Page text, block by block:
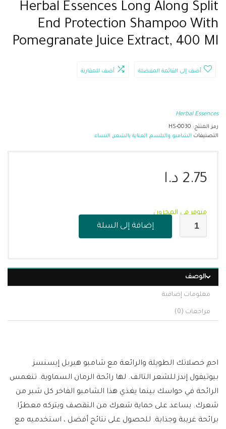
Herbal Essences Long Along Split
End Protection Shampoo With
Pomegranate Juice Extract, 400 Ml
أضف إلى القائمة المفضلة أضف للمقارنة
Herbal Essences
رمز المنتج: HS-0030
التصنيفات الشامبو والبلسم, العناية بالشعر, النساء
2.75 د.ا
متوفر في المخزون
إضافة إلى السلة
الوصف
معلومات إضافية
مراجعات (0)
احمِ خصلاتك الطويلة والرائعة مع شامبو هيربل إيسنسز
بيوتيفول إندز للشعر التالف. لها رائحة الرمان السماوية. تنغمس
الرائحة في حواسك بينما يغذي هذا الشامبو الفاخر كل شبر من
شعرك. يساعد على حماية شعرك من التقصف ويتركه معطرًا
برائحة غريبة وجذابة. للحصول على نتائج أفضل ، استخدميه مع